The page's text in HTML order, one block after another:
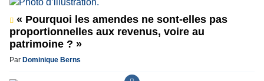
« Pourquoi les amendes ne sont-elles pas
proportionnelles aux revenus, voire au
patrimoine ? »
Par Dominique Berns